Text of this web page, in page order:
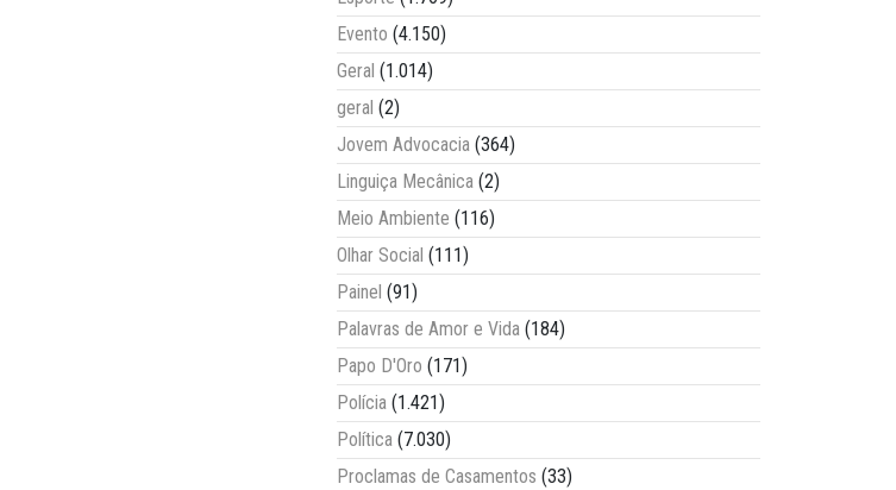
Evento (4.150)
Geral (1.014)
geral (2)
Jovem Advocacia (364)
Linguiça Mecânica (2)
Meio Ambiente (116)
Olhar Social (111)
Painel (91)
Palavras de Amor e Vida (184)
Papo D'Oro (171)
Polícia (1.421)
Política (7.030)
Proclamas de Casamentos (33)